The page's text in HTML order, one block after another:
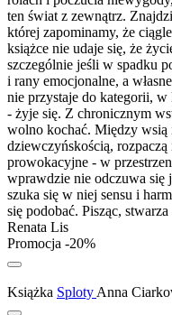
ten świat z zewnątrz.
której zapominamy, że
książce nie udaje się, że
szczególnie jeśli w spadku
i rany emocjonalne, a
nie przystaje do kategorii,
- żyje się. Z chronicznym
wolno kochać. Między wsią
dziewczyńskością,
prowokacyjne - w
wprawdzie nie odczuwa się
szuka się w niej sensu i
się podobać. Pisząc,
Renata Lis
Promocja -20%
Książka Sploty Anna